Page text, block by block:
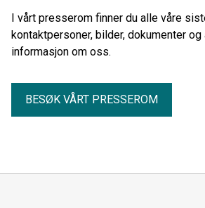
I vårt presserom finner du alle våre
kontaktpersoner, bilder, dokumenter og
informasjon om oss.
BESØK VÅRT PRESSEROM